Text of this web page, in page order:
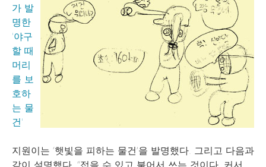
가 발
명한
'야구
할 때
머리
를 보
호하
는 물
건'
지원이는 ‘햇빛을 피하는 물건’을 발명했다. 그리고 다음과
같이 설명했다. “접을 수 있고 불어서 쓰는 것이다. 커서